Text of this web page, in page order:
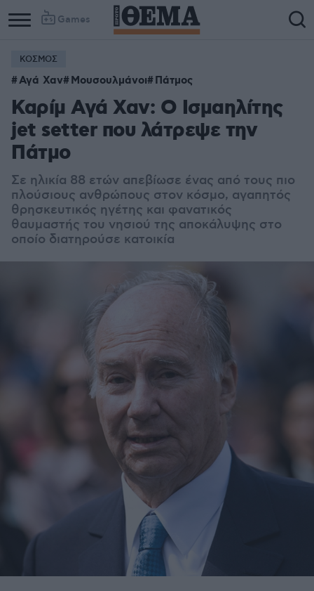
Games
ΚΟΣΜΟΣ
Αγά Χαν Μουσουλμάνοι Πάτμος
Καρίμ Αγά Χαν: Ο Ισμαηλίτης
jet setter που λάτρεψε την
Πάτμο
Σε ηλικία 88 ετών απεβίωσε ένας από τους πιο
πλούσιους ανθρώπους στον κόσμο, αγαπητός
θρησκευτικός ηγέτης και φανατικός
θαυμαστής του νησιού της αποκάλυψης στο
οποίο διατηρούσε κατοικία